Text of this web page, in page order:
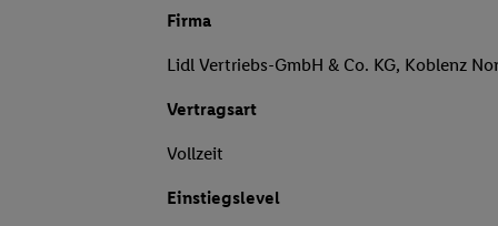
Firma
Lidl Vertriebs-GmbH & Co. KG, Koblenz
Vertragsart
Vollzeit
Einstiegslevel